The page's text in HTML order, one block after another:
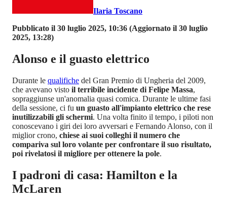
Ilaria Toscano
Pubblicato il 30 luglio 2025, 10:36 (Aggiornato il 30 luglio
2025, 13:28)
Alonso e il guasto elettrico
Durante le qualifiche del Gran Premio di Ungheria del 2009,
che avevano visto il terribile incidente di Felipe Massa,
sopraggiunse un'anomalia quasi comica. Durante le ultime fasi
della sessione, ci fu un guasto all'impianto elettrico che rese
inutilizzabili gli schermi. Una volta finito il tempo, i piloti non
conoscevano i giri dei loro avversari e Fernando Alonso, con il
miglior crono, chiese ai suoi colleghi il numero che
compariva sul loro volante per confrontare il suo risultato,
poi rivelatosi il migliore per ottenere la pole.
I padroni di casa: Hamilton e la
McLaren